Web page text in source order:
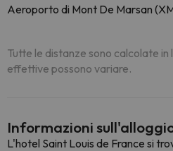
Aeroporto di Mont De Marsan
Tutte le distanze sono calcolate
effettive possono variare.
Informazioni
L'hotel Saint Louis de France si